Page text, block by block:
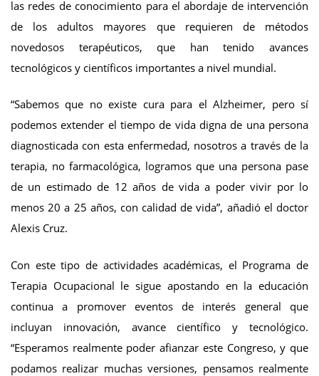
las redes de conocimiento para el abordaje de intervención
de los adultos mayores que requieren de métodos
novedosos terapéuticos, que han tenido avances
tecnológicos y científicos importantes a nivel mundial.
“Sabemos que no existe cura para el Alzheimer, pero sí
podemos extender el tiempo de vida digna de una persona
diagnosticada con esta enfermedad, nosotros a través de la
terapia, no farmacológica, logramos que una persona pase
de un estimado de 12 años de vida a poder vivir por lo
menos 20 a 25 años, con calidad de vida”, añadió el doctor
Alexis Cruz.
Con este tipo de actividades académicas, el Programa de
Terapia Ocupacional le sigue apostando en la educación
continua a promover eventos de interés general que
incluyan innovación, avance científico y tecnológico.
“Esperamos realmente poder afianzar este Congreso, y que
podamos realizar muchas versiones, pensamos realmente